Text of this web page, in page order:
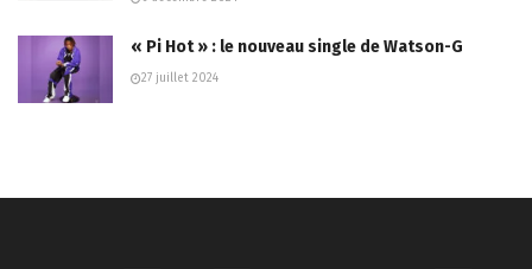
« Pi Hot » : le nouveau single de Watson-G
27 juillet 2024